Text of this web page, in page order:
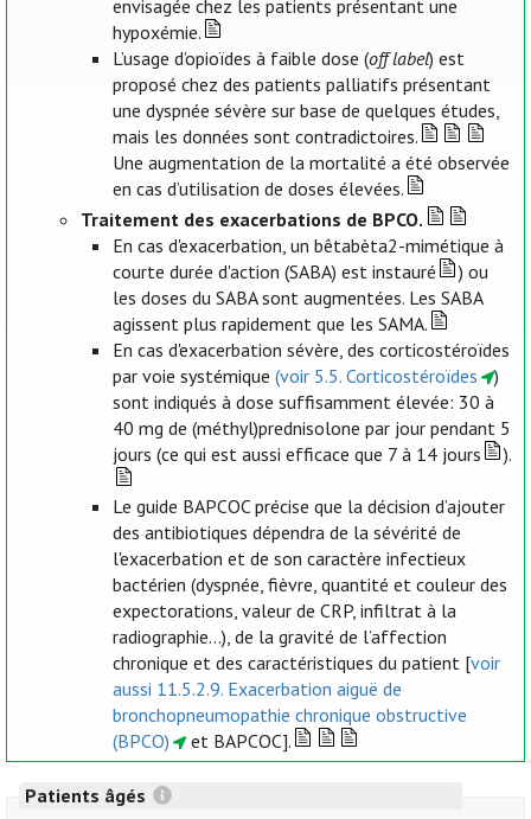
envisagée chez les patients présentant une
hypoxémie.
L’usage d’opioïdes à faible dose (off label) est
proposé chez des patients palliatifs présentant
une dyspnée sévère sur base de quelques études,
mais les données sont contradictoires.
Une augmentation de la mortalité a été observée
en cas d’utilisation de doses élevées.
Traitement des exacerbations de BPCO.
En cas d'exacerbation, un bêtabèta2-mimétique à
courte durée d'action (SABA) est instauré
) ou
les doses du SABA sont augmentées. Les SABA
agissent plus rapidement que les SAMA.
En cas d'exacerbation sévère, des corticostéroïdes
par voie systémique (voir 5.5. Corticostéroïdes
)
sont indiqués à dose suffisamment élevée: 30 à
40 mg de (méthyl)prednisolone par jour pendant 5
jours (ce qui est aussi efficace que 7 à 14 jours
).
Le guide BAPCOC précise que la décision d’ajouter
des antibiotiques dépendra de la sévérité de
l'exacerbation et de son caractère infectieux
bactérien (dyspnée, fièvre, quantité et couleur des
expectorations, valeur de CRP, infiltrat à la
radiographie...), de la gravité de l’affection
chronique et des caractéristiques du patient [voir
aussi 11.5.2.9. Exacerbation aiguë de
bronchopneumopathie chronique obstructive
(BPCO)
et BAPCOC].
Patients âgés